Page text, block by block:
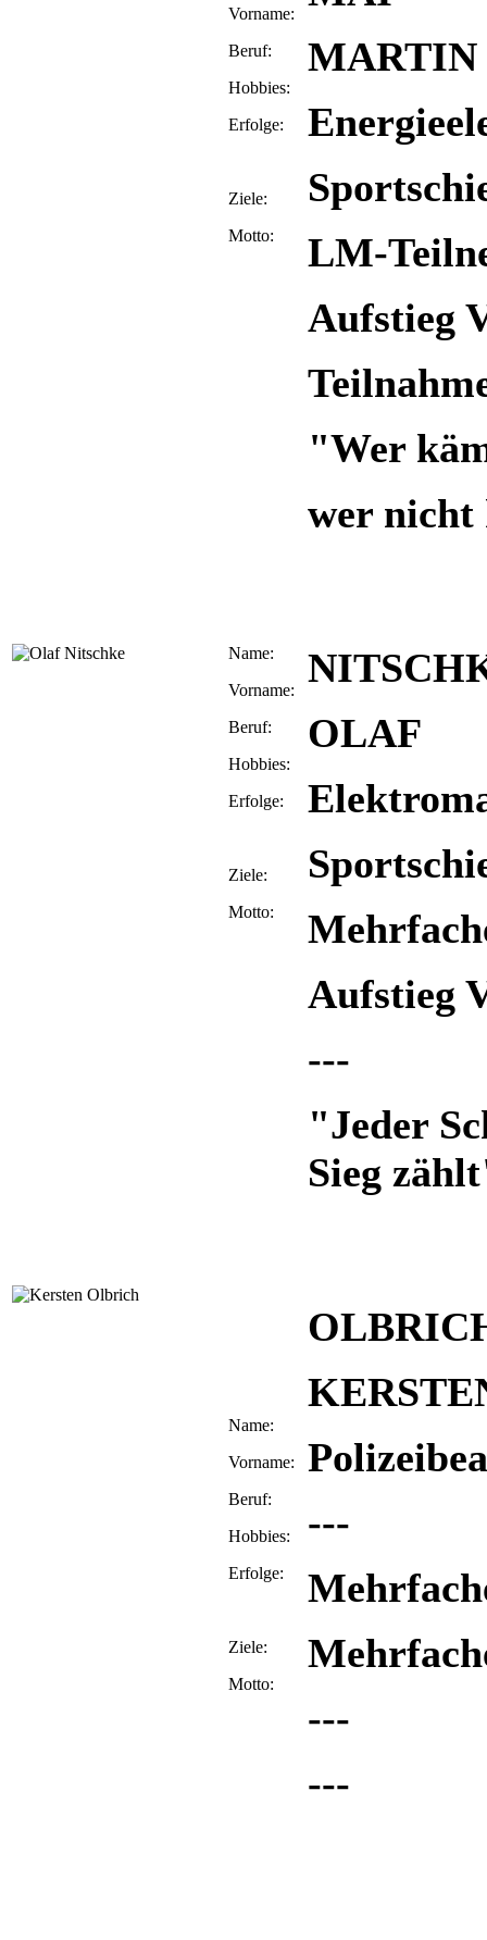
Vorname:
Beruf:
Hobbies:
Erfolge:
Ziele:
Motto:
MARTIN
LM-
Aufstieg
"Wer
wer nicht
Name:
Vorname:
Beruf:
Hobbies:
Erfolge:
Ziele:
Motto:
OLAF
Aufstieg
---
"Jeder
Sieg
Name:
Vorname:
Beruf:
Hobbies:
Erfolge:
Ziele:
Motto:
---
---
---